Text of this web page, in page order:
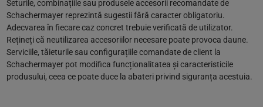
Seturile, combinațiile sau produsele accesorii recomandate de
Schachermayer reprezintă sugestii fără caracter obligatoriu.
Adecvarea în fiecare caz concret trebuie verificată de utilizator.
Rețineți că neutilizarea accesoriilor necesare poate provoca daune.
Serviciile, tăieturile sau configurațiile comandate de client la
Schachermayer pot modifica funcționalitatea și caracteristicile
produsului, ceea ce poate duce la abateri privind siguranța acestuia.